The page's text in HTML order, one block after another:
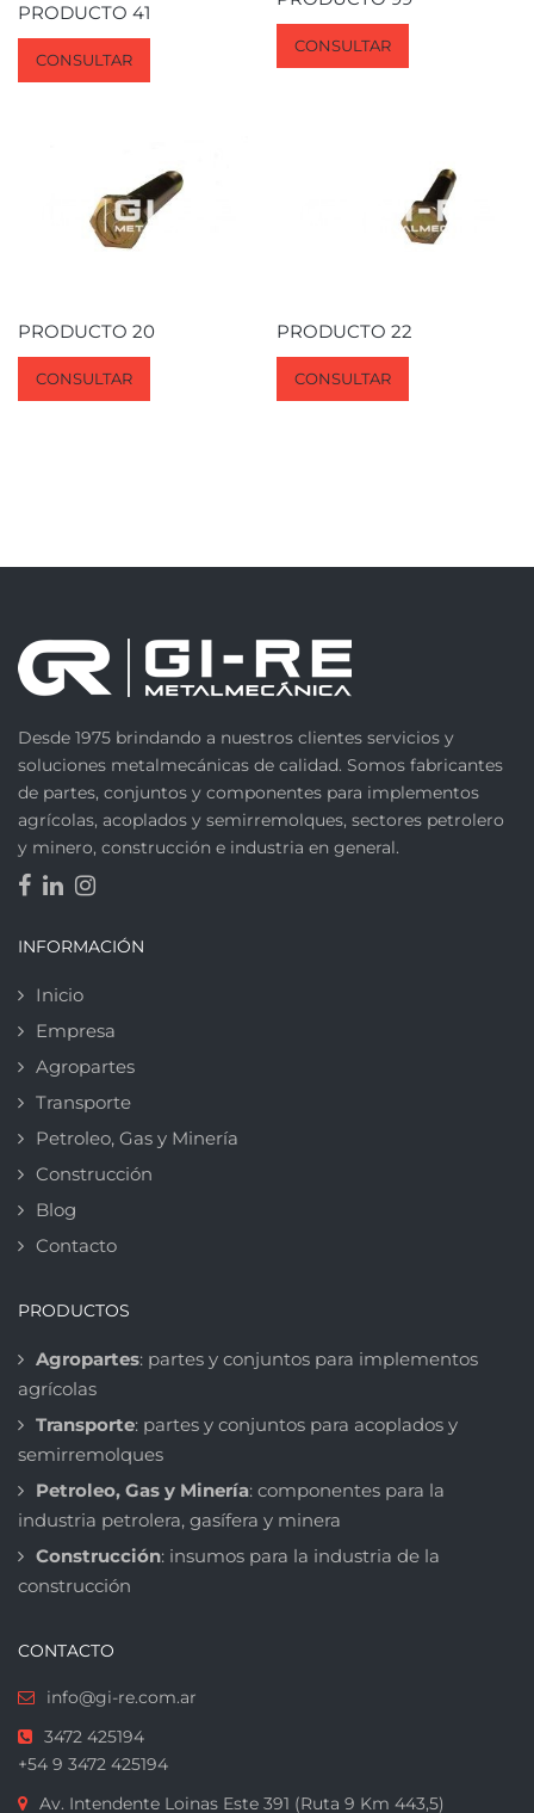
PRODUCTO 41
CONSULTAR
CONSULTAR
PRODUCTO 20
CONSULTAR
PRODUCTO 22
CONSULTAR
Desde 1975 brindando a nuestros clientes servicios y
soluciones metalmecánicas de calidad. Somos fabricantes
de partes, conjuntos y componentes para implementos
agrícolas, acoplados y semirremolques, sectores petrolero
y minero, construcción e industria en general.
INFORMACIÓN
Inicio
Empresa
Agropartes
Transporte
Petroleo, Gas y Minería
Construcción
Blog
Contacto
PRODUCTOS
Agropartes: partes y conjuntos para implementos
agrícolas
Transporte: partes y conjuntos para acoplados y
semirremolques
Petroleo, Gas y Minería: componentes para la
industria petrolera, gasífera y minera
Construcción: insumos para la industria de la
construcción
CONTACTO
info@gi-re.com.ar
3472 425194
+54 9 3472 425194
Av. Intendente Loinas Este 391 (Ruta 9 Km 443,5)